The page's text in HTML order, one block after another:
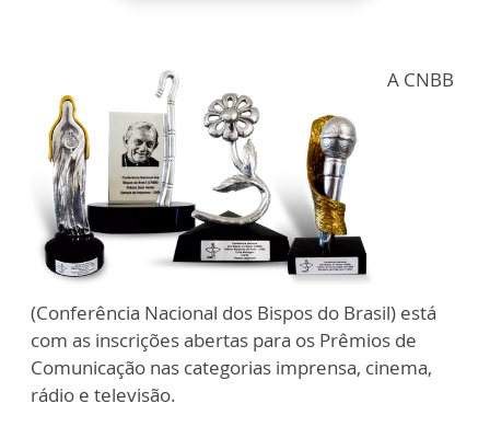
A CNBB
(Conferência Nacional dos Bispos do Brasil) está
com as inscrições abertas para os Prêmios de
Comunicação nas categorias imprensa, cinema,
rádio e televisão.